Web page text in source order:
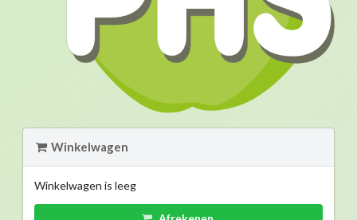
Winkelwagen
Winkelwagen is leeg